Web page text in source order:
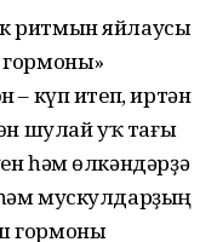
ритмын яйлаусы
– күп итеп, иртән
шулай уҡ тағы
һәм өлкәндәрҙә
мускулдарҙың
гормоны